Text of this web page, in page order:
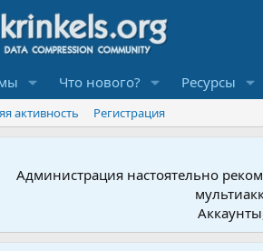
Что нового? Ресурсы
активность Регистрация
Администрация настоятельно